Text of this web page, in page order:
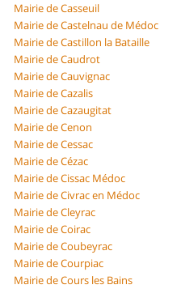
Mairie de Casseuil
Mairie de Castelnau de Médoc
Mairie de Castillon la Bataille
Mairie de Caudrot
Mairie de Cauvignac
Mairie de Cazalis
Mairie de Cazaugitat
Mairie de Cenon
Mairie de Cessac
Mairie de Cézac
Mairie de Cissac Médoc
Mairie de Civrac en Médoc
Mairie de Cleyrac
Mairie de Coirac
Mairie de Coubeyrac
Mairie de Courpiac
Mairie de Cours les Bains